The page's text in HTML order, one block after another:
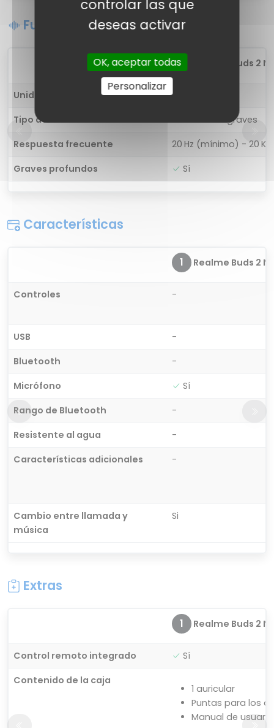
Funciones de sonido
1 Realme Buds 2
Unidad de controlador
11,2 mm
Tipo de controlador
Refuerzo de graves
Respuesta frecuente
20 Hz (mínimo) - 20
Graves profundos
Sí
Características
1 Realme Buds 2
Controles -
USB
-
Bluetooth
-
Micrófono
Sí
Rango de Bluetooth
-
Resistente al agua
-
Características adicionales
-
Cambio entre llamada y
música
Si
Extras
1 Realme Buds 2
Control remoto integrado
Sí
Contenido de la caja
1 auricular
Puntas para los
Manual de usuario
controlar las que
deseas activar
OK, aceptar todas
Personalizar